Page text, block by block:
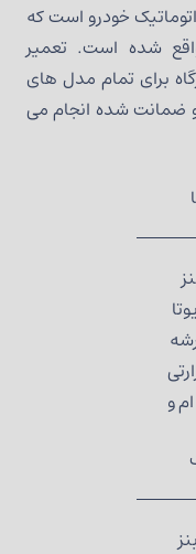
خودرو است که
شده است. تعمیر
برای تمام مدل های
ضمانت شده انجام می
و